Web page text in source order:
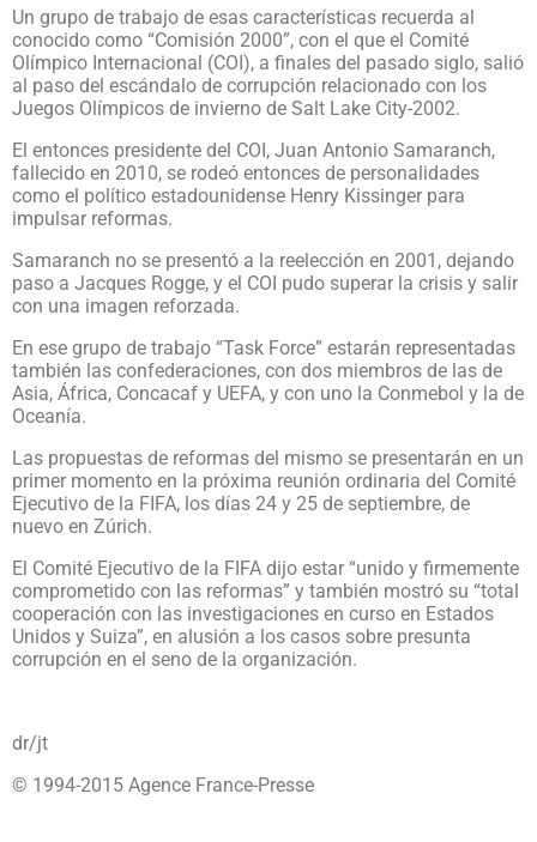
Un grupo de trabajo de esas características recuerda al
conocido como “Comisión 2000”, con el que el Comité
Olímpico Internacional (COI), a finales del pasado siglo, salió
al paso del escándalo de corrupción relacionado con los
Juegos Olímpicos de invierno de Salt Lake City-2002.
El entonces presidente del COI, Juan Antonio Samaranch,
fallecido en 2010, se rodeó entonces de personalidades
como el político estadounidense Henry Kissinger para
impulsar reformas.
Samaranch no se presentó a la reelección en 2001, dejando
paso a Jacques Rogge, y el COI pudo superar la crisis y salir
con una imagen reforzada.
En ese grupo de trabajo “Task Force” estarán representadas
también las confederaciones, con dos miembros de las de
Asia, África, Concacaf y UEFA, y con uno la Conmebol y la de
Oceanía.
Las propuestas de reformas del mismo se presentarán en un
primer momento en la próxima reunión ordinaria del Comité
Ejecutivo de la FIFA, los días 24 y 25 de septiembre, de
nuevo en Zúrich.
El Comité Ejecutivo de la FIFA dijo estar “unido y firmemente
comprometido con las reformas” y también mostró su “total
cooperación con las investigaciones en curso en Estados
Unidos y Suiza”, en alusión a los casos sobre presunta
corrupción en el seno de la organización.
dr/jt
© 1994-2015 Agence France-Presse